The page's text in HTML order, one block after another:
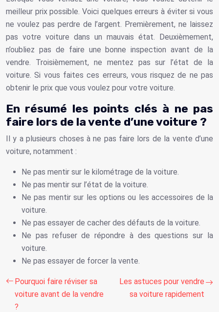
meilleur prix possible. Voici quelques erreurs à éviter si vous
ne voulez pas perdre de l’argent. Premièrement, ne laissez
pas votre voiture dans un mauvais état. Deuxièmement,
n’oubliez pas de faire une bonne inspection avant de la
vendre. Troisièmement, ne mentez pas sur l’état de la
voiture. Si vous faites ces erreurs, vous risquez de ne pas
obtenir le prix que vous voulez pour votre voiture.
En résumé les points clés à ne pas
faire lors de la vente d’une voiture ?
Il y a plusieurs choses à ne pas faire lors de la vente d’une
voiture, notamment :
Ne pas mentir sur le kilométrage de la voiture.
Ne pas mentir sur l’état de la voiture.
Ne pas mentir sur les options ou les accessoires de la
voiture.
Ne pas essayer de cacher des défauts de la voiture.
Ne pas refuser de répondre à des questions sur la
voiture.
Ne pas essayer de forcer la vente.
Pourquoi faire réviser sa
voiture avant de la vendre
?
Les astuces pour vendre
sa voiture rapidement